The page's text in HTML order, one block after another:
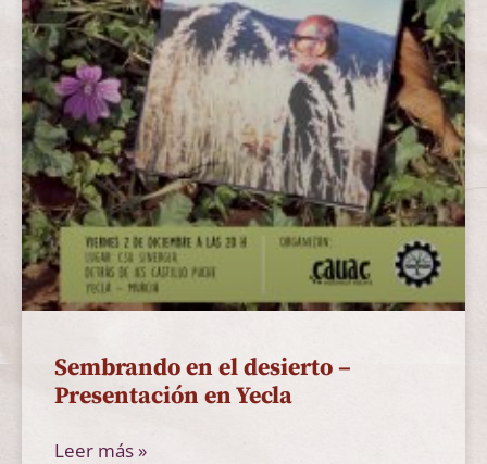
Sembrando en el desierto –
Presentación en Yecla
Leer más »